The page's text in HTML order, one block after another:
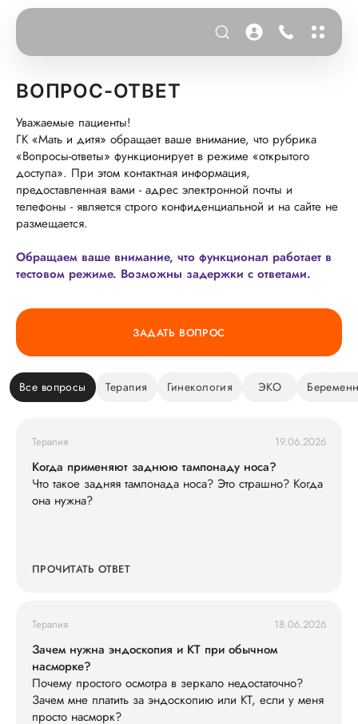
ВОПРОС-ОТВЕТ
Уважаемые пациенты!
ГК «Мать и дитя» обращает ваше внимание, что рубрика
«Вопросы-ответы» функционирует в режиме «открытого
доступа». При этом контактная информация,
предоставленная вами - адрес электронной почты и
телефоны - является строго конфиденциальной и на сайте не
размещается.
Обращаем ваше внимание, что функционал работает в
тестовом режиме. Возможны задержки с ответами.
ЗАДАТЬ ВОПРОС
Все вопросы Терапия Гинекология ЭКО
Терапия 19.06.2026
Когда применяют заднюю тампонаду носа?
Что такое задняя тампонада носа? Это страшно? Когда
она нужна?
ПРОЧИТАТЬ ОТВЕТ
Терапия 18.06.2026
Зачем нужна эндоскопия и КТ при обычном
насморке?
Почему простого осмотра в зеркало недостаточно?
Зачем мне платить за эндоскопию или КТ, если у меня
просто насморк?